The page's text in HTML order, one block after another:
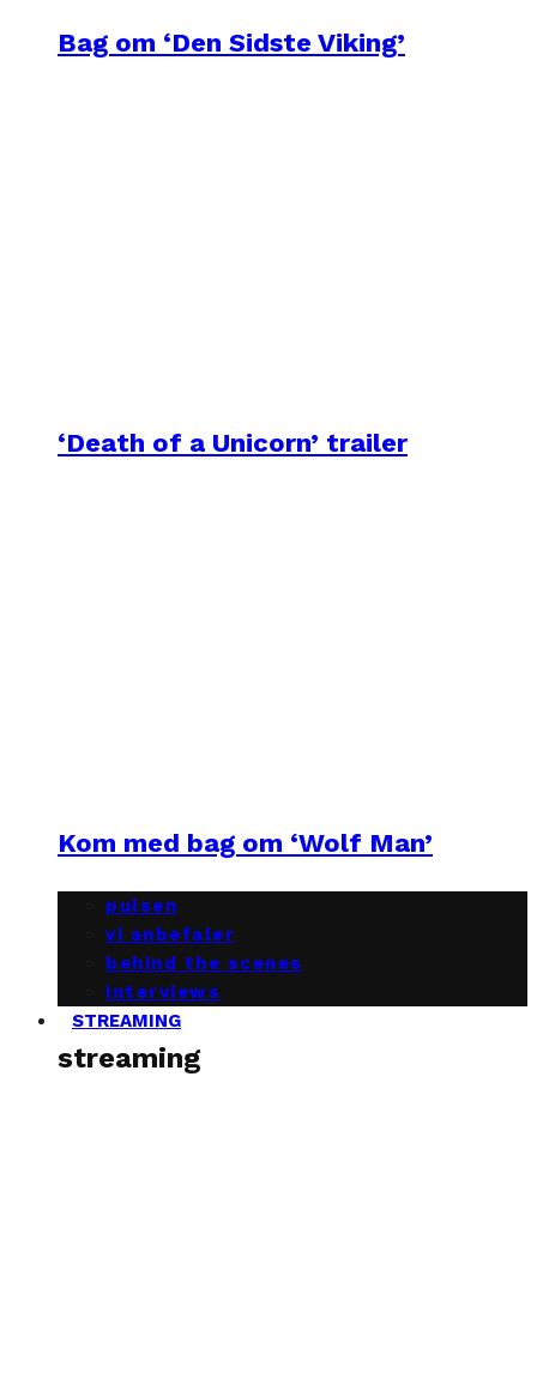
Bag om ‘Den Sidste Viking’
‘Death of a Unicorn’ trailer
Kom med bag om ‘Wolf Man’
pulsen
vi anbefaler
behind the scenes
interviews
STREAMING
streaming